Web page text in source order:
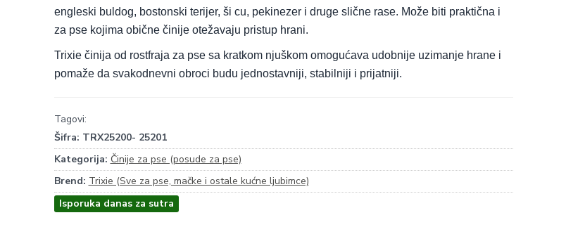
engleski buldog, bostonski terijer, ši cu, pekinezer i druge slične rase. Može biti praktična i
za pse kojima obične činije otežavaju pristup hrani.
Trixie činija od rostfraja za pse sa kratkom njuškom omogućava udobnije uzimanje hrane i
pomaže da svakodnevni obroci budu jednostavniji, stabilniji i prijatniji.
Tagovi:
Šifra: TRX25200- 25201
Kategorija: Činije za pse (posude za pse)
Brend: Trixie (Sve za pse, mačke i ostale kućne ljubimce)
Isporuka danas za sutra